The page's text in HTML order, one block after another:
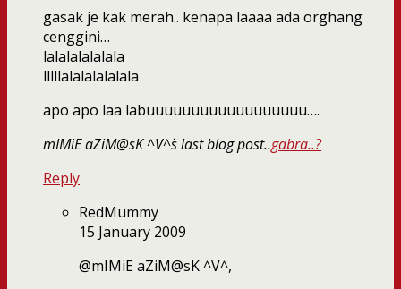
gasak je kak merah.. kenapa laaaa ada orghang
cenggini…
lalalalalalala
lllllalalalalalala
apo apo laa labuuuuuuuuuuuuuuuuuu….
mIMiE aZiM@sK ^V^´s last blog post..gabra..?
Reply
RedMummy
15 January 2009
@mIMiE aZiM@sK ^V^,